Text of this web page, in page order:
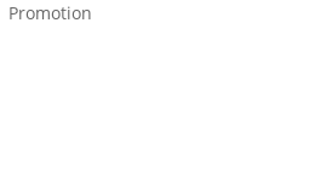
Promotion